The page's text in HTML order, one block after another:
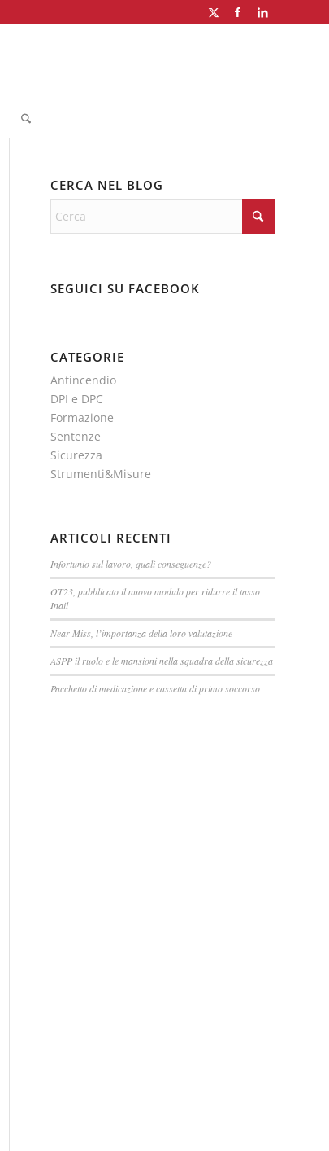
CERCA NEL BLOG
SEGUICI SU FACEBOOK
CATEGORIE
Antincendio
DPI e DPC
Formazione
Sentenze
Sicurezza
Strumenti&Misure
ARTICOLI RECENTI
Infortunio sul lavoro, quali conseguenze?
OT23, pubblicato il nuovo modulo per ridurre il tasso
Inail
Near Miss, l’importanza della loro valutazione
ASPP il ruolo e le mansioni nella squadra della sicurezza
Pacchetto di medicazione e cassetta di primo soccorso